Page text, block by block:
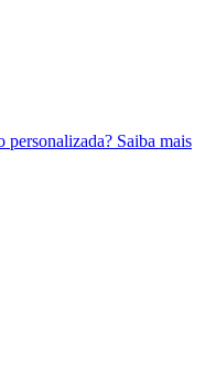
personalizada? Saiba mais